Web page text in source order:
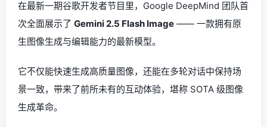
在最新一期谷歌开发者节目里，Google DeepMind 团队首
次全面展示了 Gemini 2.5 Flash Image —— 一款拥有原
生图像生成与编辑能力的最新模型。
它不仅能快速生成高质量图像，还能在多轮对话中保持场
景一致，带来了前所未有的互动体验，堪称 SOTA 级图像
生成革命。